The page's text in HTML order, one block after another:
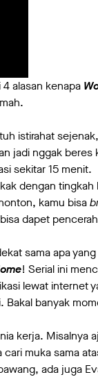
4 alasan kenapa
istirahat
jadi nggak beres
sekitar 15 menit.
dengan tingkah
kamu bisa
dapet
sama apa
! Serial ini
lewat internet
banyak
kerja. Misalnya
muka sama
ada juga